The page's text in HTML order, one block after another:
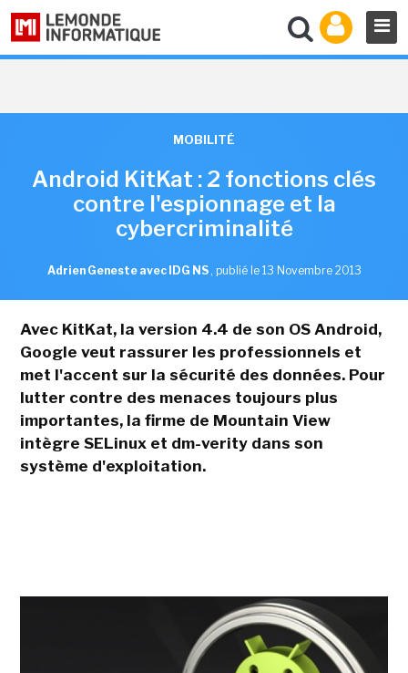
MOBILITÉ
Android KitKat : 2 fonctions clés
contre l'espionnage et la
cybercriminalité
Adrien Geneste avec IDG NS , publié le 13 Novembre 2013
Avec KitKat, la version 4.4 de son OS Android,
Google veut rassurer les professionnels et
met l'accent sur la sécurité des données. Pour
lutter contre des menaces toujours plus
importantes, la firme de Mountain View
intègre SELinux et dm-verity dans son
système d'exploitation.